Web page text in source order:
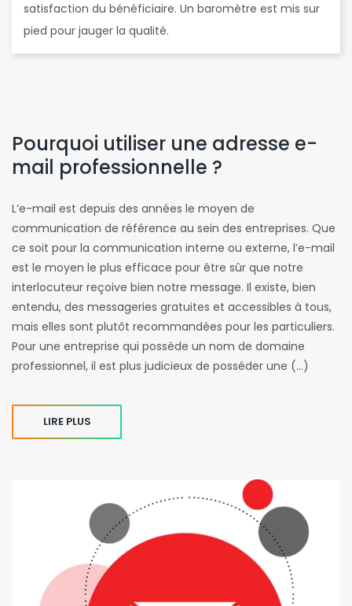
satisfaction du bénéficiaire. Un baromètre est mis sur
pied pour jauger la qualité.
Pourquoi utiliser une adresse e-
mail professionnelle ?
L’e-mail est depuis des années le moyen de
communication de référence au sein des entreprises. Que
ce soit pour la communication interne ou externe, l’e-mail
est le moyen le plus efficace pour être sûr que notre
interlocuteur reçoive bien notre message. Il existe, bien
entendu, des messageries gratuites et accessibles à tous,
mais elles sont plutôt recommandées pour les particuliers.
Pour une entreprise qui possède un nom de domaine
professionnel, il est plus judicieux de posséder une (…)
LIRE PLUS